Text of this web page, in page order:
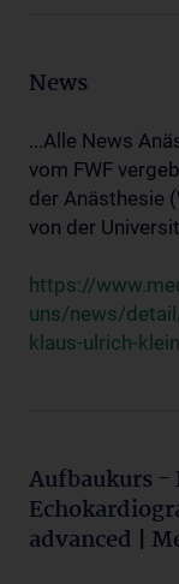
News
...Alle News
vom FWF
der Anästhesie
von der
https://
uns/news/
klaus-ulrich-
Aufbaukurs
advanced |